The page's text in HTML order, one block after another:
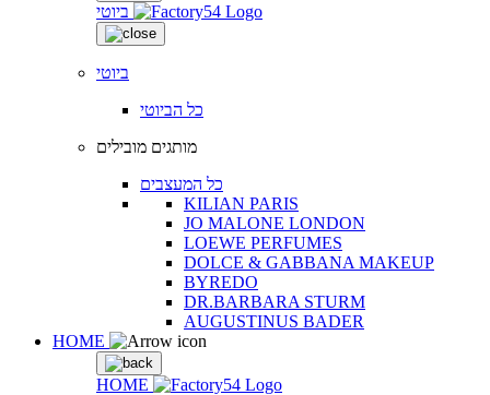
ביוטי
ביוטי
כל הביוטי
מותגים מובילים
כל המעצבים
KILIAN PARIS
JO MALONE LONDON
LOEWE PERFUMES
DOLCE & GABBANA MAKEUP
BYREDO
DR.BARBARA STURM
AUGUSTINUS BADER
HOME
HOME